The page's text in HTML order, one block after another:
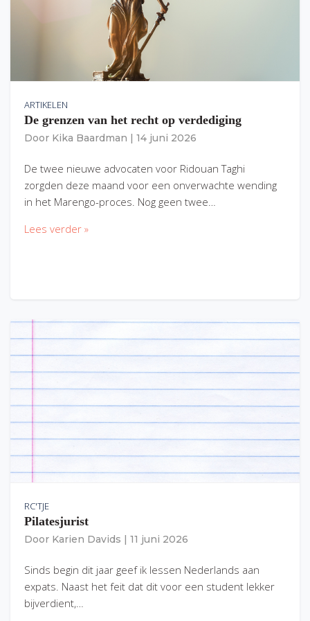
ARTIKELEN
De grenzen van het recht op verdediging
Door Kika Baardman 14 juni 2026
De twee nieuwe advocaten voor Ridouan Taghi
zorgden deze maand voor een onverwachte wending
in het Marengo-proces. Nog geen twee…
Lees verder »
RC'TJE
Pilatesjurist
Door Karien Davids 11 juni 2026
Sinds begin dit jaar geef ik lessen Nederlands aan
expats. Naast het feit dat dit voor een student lekker
bijverdient,…